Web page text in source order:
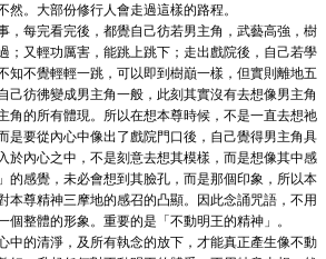
然。大部份修行人會走過這樣的路程。
，每完看完後，都覺自己彷若男主角，武藝高強，樹
；又輕功厲害，能跳上跳下；走出戲院後，自己若學
知不覺輕輕一跳，可以即到樹巔一樣，但實則離地五
己彷彿變成男主角一般，此刻其實沒有去想像男主角
角的所有體現。所以在想本尊時候，不是一直去想祂
是要從內心中像出了戲院門口後，自己覺得男主角具
於內心之中，不是刻意去想其模樣，而是想像其中感
的感覺，未必會想到其臉孔，而是那個印象，所以本
本尊精神三摩地的感召的凸顯。因此念誦咒語，不用
個整體的形象。重要的是「不動明王的精神」。
中的清淨，及所有執念的放下，才能真正產生像不動